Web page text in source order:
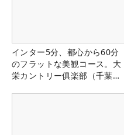
インター5分、都心から60分
のフラットな美観コース。大
栄カントリー俱楽部（千葉